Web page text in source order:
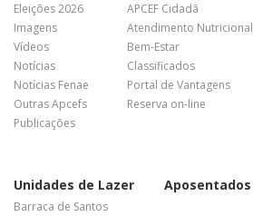
Eleições 2026
Imagens
Vídeos
Notícias
Notícias Fenae
Outras Apcefs
Publicações
APCEF Cidadã
Atendimento Nutricional
Bem-Estar
Classificados
Portal de Vantagens
Reserva on-line
Unidades de Lazer
Barraca de Santos
Aposentados